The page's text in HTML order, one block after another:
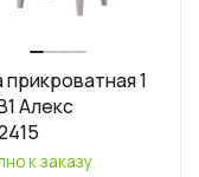
прикроватная 1
Алекс
к заказу